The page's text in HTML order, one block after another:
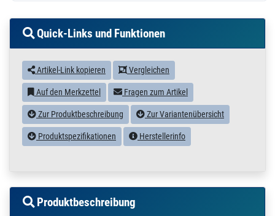
Quick-Links und Funktionen
Artikel-Link kopieren Vergleichen
Auf den Merkzettel Fragen zum Artikel
Zur Produktbeschreibung Zur Variantenübersicht
Produktspezifikationen Herstellerinfo
Produktbeschreibung